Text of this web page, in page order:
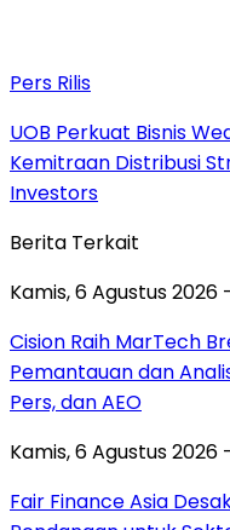
Pers Rilis
UOB Perkuat Bisnis
Kemitraan Distribusi
Investors
Berita Terkait
Kamis, 6 Agustus 2026
Cision Raih MarTech
Pemantauan dan
Pers, dan AEO
Kamis, 6 Agustus 2026
Fair Finance Asia